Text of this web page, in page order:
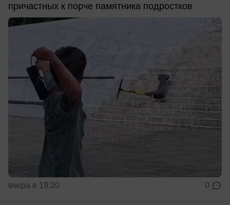
причастных к порче памятника подростков
вчера в 19:20 0